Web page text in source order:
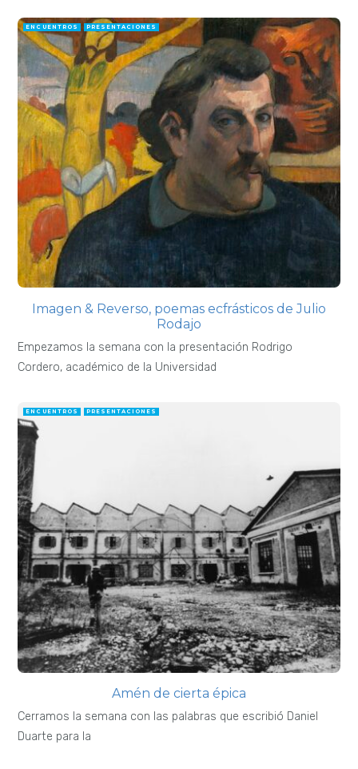
ENCUENTROS PRESENTACIONES
Imagen & Reverso, poemas ecfrásticos de Julio
Rodajo
Empezamos la semana con la presentación Rodrigo
Cordero, académico de la Universidad
ENCUENTROS PRESENTACIONES
Amén de cierta épica
Cerramos la semana con las palabras que escribió Daniel
Duarte para la